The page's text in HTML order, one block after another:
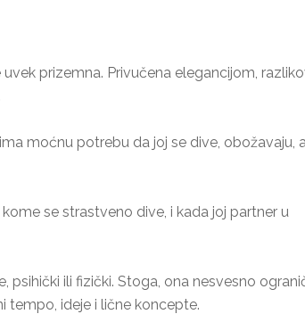
prizemna. Privučena elegancijom,
moćnu potrebu da joj se dive, obožavaju,
se strastveno dive, i kada joj partner u
ili fizički. Stoga, ona nesvesno
tempo, ideje i lične koncepte.